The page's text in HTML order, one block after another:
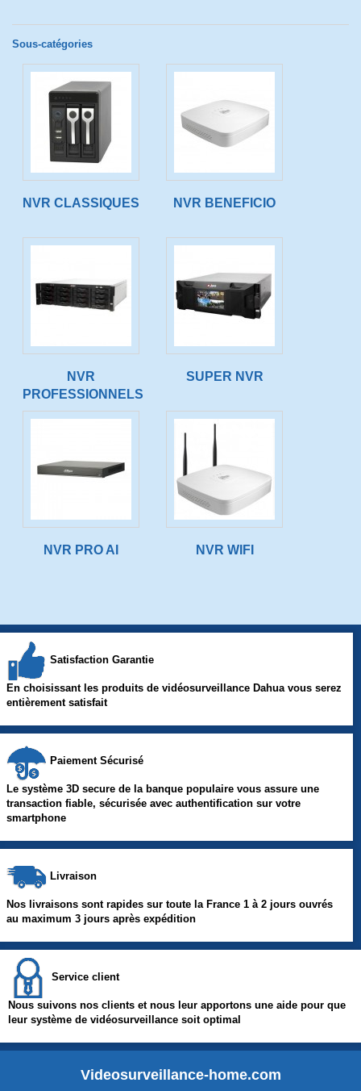
Sous-catégories
NVR CLASSIQUES NVR BENEFICIO
NVR
PROFESSIONNELS
SUPER NVR
NVR PRO AI NVR WIFI
Satisfaction Garantie
En choisissant les produits de vidéosurveillance Dahua vous serez
entièrement satisfait
Paiement Sécurisé
Le système 3D secure de la banque populaire vous assure une
transaction fiable, sécurisée avec authentification sur votre
smartphone
Livraison
Nos livraisons sont rapides sur toute la France 1 à 2 jours ouvrés
au maximum 3 jours après expédition
Service client
Nous suivons nos clients et nous leur apportons une aide pour que
leur système de vidéosurveillance soit optimal
Videosurveillance-home.com